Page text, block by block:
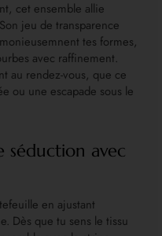
cet ensemble allie
jeu de transparence
tes formes,
avec raffinement.
au rendez-vous, que ce
ou une escapade sous le
séduction avec
en ajustant
Dès que tu sens le tissu